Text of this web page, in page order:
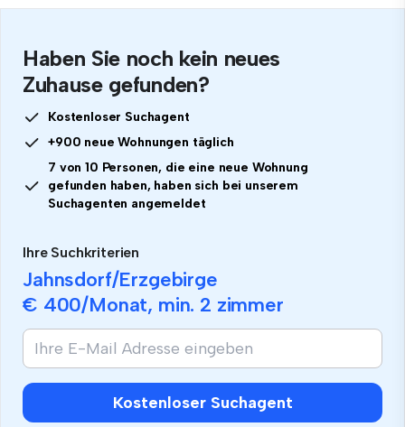
Haben Sie noch kein neues
Zuhause gefunden?
Kostenloser Suchagent
+900 neue Wohnungen täglich
7 von 10 Personen, die eine neue Wohnung
gefunden haben, haben sich bei unserem
Suchagenten angemeldet
Ihre Suchkriterien
Jahnsdorf/Erzgebirge
€ 400/Monat, min. 2 zimmer
Kostenloser Suchagent